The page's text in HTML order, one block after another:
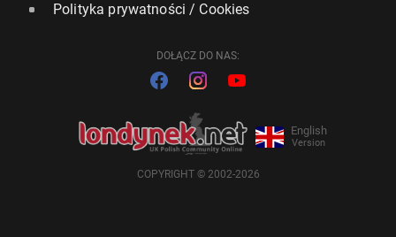
Polityka prywatności / Cookies
DOŁĄCZ DO NAS:
English
Version
COPYRIGHT © 2002-2026